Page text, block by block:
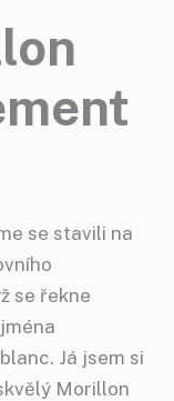
se stavili na
se řekne
Já jsem si
Morillon